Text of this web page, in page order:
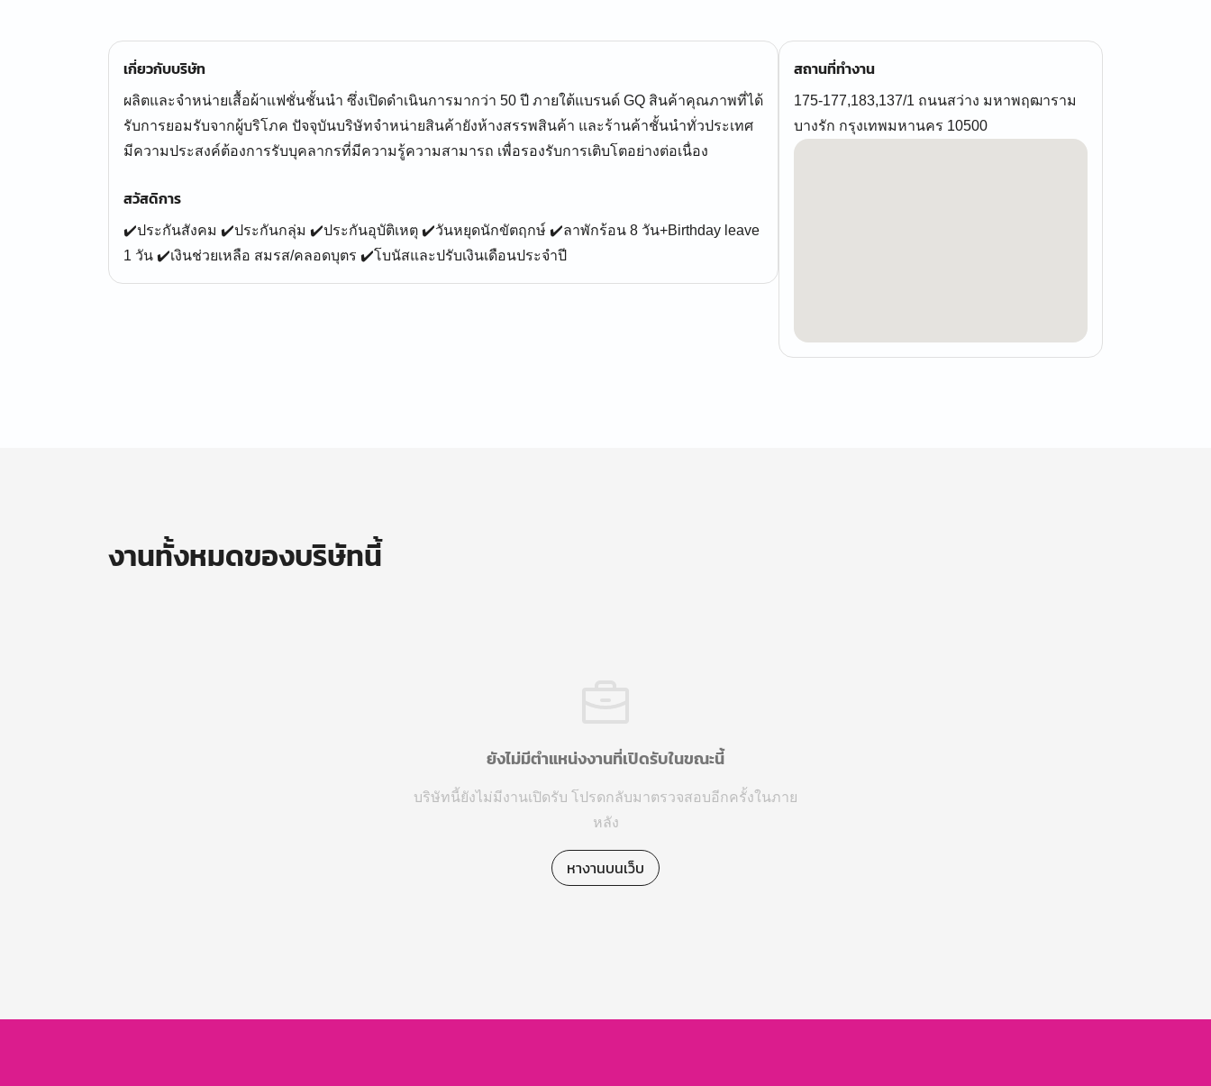
เกี่ยวกับบริษัท
ผลิตและจำหน่ายเสื้อผ้าแฟชั่นชั้นนำ ซึ่งเปิดดำเนินการมากว่า 50 ปี ภายใต้แบรนด์ GQ สินค้าคุณภาพที่ได้
รับการยอมรับจากผู้บริโภค ปัจจุบันบริษัทจำหน่ายสินค้ายังห้างสรรพสินค้า และร้านค้าชั้นนำทั่วประเทศ
มีความประสงค์ต้องการรับบุคลากรที่มีความรู้ความสามารถ เพื่อรองรับการเติบโตอย่างต่อเนื่อง
สวัสดิการ
✔️ประกันสังคม ✔️ประกันกลุ่ม ✔️ประกันอุบัติเหตุ ✔️วันหยุดนักขัตฤกษ์ ✔️ลาพักร้อน 8 วัน+Birthday leave
1 วัน ✔️เงินช่วยเหลือ สมรส/คลอดบุตร ✔️โบนัสและปรับเงินเดือนประจำปี
สถานที่ทำงาน
175-177,183,137/1 ถนนสว่าง มหาพฤฒาราม
บางรัก กรุงเทพมหานคร 10500
งานทั้งหมดของบริษัทนี้
ยังไม่มีตำแหน่งงานที่เปิดรับในขณะนี้
บริษัทนี้ยังไม่มีงานเปิดรับ โปรดกลับมาตรวจสอบอีกครั้งในภาย
หลัง
หางานบนเว็บ